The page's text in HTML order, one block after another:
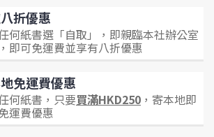
折優惠
何紙書選「自取」，即親臨本社辦公室
即可免運費並享有八折優惠
免運費優惠
何紙書，只要買滿HKD250 ，寄本地即
運費優惠